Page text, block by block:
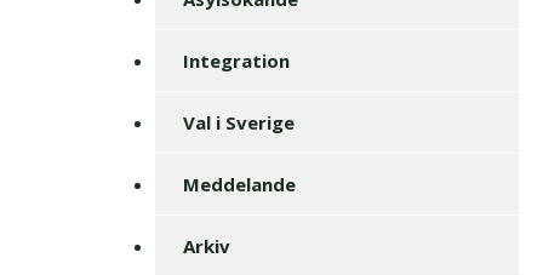
Integration
Val i Sverige
Meddelande
Arkiv